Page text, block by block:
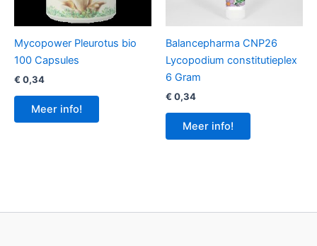
Mycopower Pleurotus bio
100 Capsules
€ 0,34
Meer info!
Balancepharma CNP26
Lycopodium constitutieplex
6 Gram
€ 0,34
Meer info!